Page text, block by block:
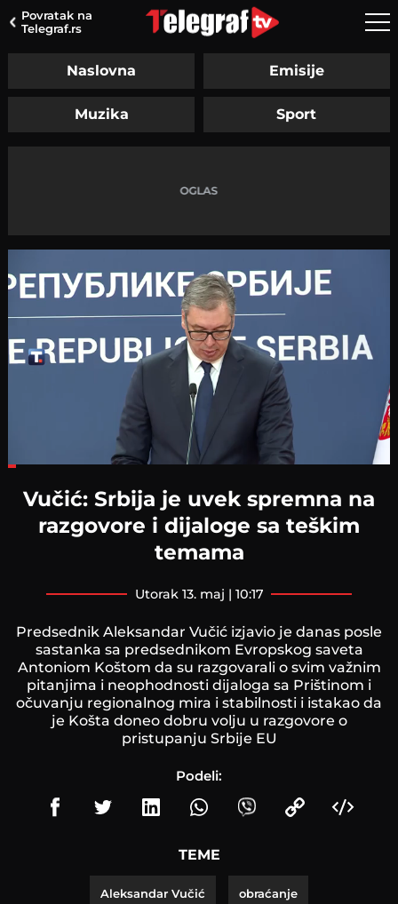
Povratak na
Telegraf.rs
Naslovna Emisije
Muzika Sport
Vučić: Srbija je uvek spremna na
razgovore i dijaloge sa teškim
temama
utorak 13. maj | 10:17
Predsednik Aleksandar Vučić izjavio je danas posle
sastanka sa predsednikom Evropskog saveta
Antoniom Koštom da su razgovarali o svim važnim
pitanjima i neophodnosti dijaloga sa Prištinom i
očuvanju regionalnog mira i stabilnosti i istakao da
je Košta doneo dobru volju u razgovore o
pristupanju Srbije EU
Podeli:
TEME
Aleksandar Vučić obraćanje